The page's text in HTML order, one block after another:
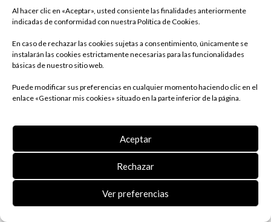
Al hacer clic en «Aceptar», usted consiente las finalidades anteriormente
indicadas de conformidad con nuestra Política de Cookies.
En caso de rechazar las cookies sujetas a consentimiento, únicamente se
instalarán las cookies estrictamente necesarias para las funcionalidades
básicas de nuestro sitio web.
Puede modificar sus preferencias en cualquier momento haciendo clic en el
enlace «Gestionar mis cookies» situado en la parte inferior de la página.
Aceptar
Rechazar
Ver preferencias
ARO